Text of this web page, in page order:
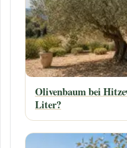
Olivenbaum bei
Liter?